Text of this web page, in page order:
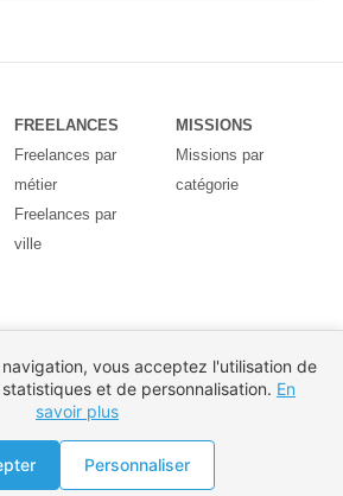
Proposer une mission
FREELANCES
Freelances par
métier
Freelances par
ville
MISSIONS
Missions par
catégorie
vous acceptez l'utilisation de
et de personnalisation. En
savoir plus
Personnaliser